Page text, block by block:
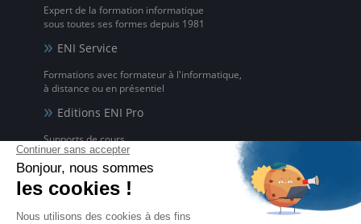
Expert de la formation informatique
sous toutes ses formes depuis 1981
ENI Service
Formations avec formateur à l'informatique,
à distance ou en présentiel
Editions ENI Pro
Supports de cours
pour les organismes de formation
ENI elearning
La solution de formation à l'informatique en ligne,
disponible en 5 langues